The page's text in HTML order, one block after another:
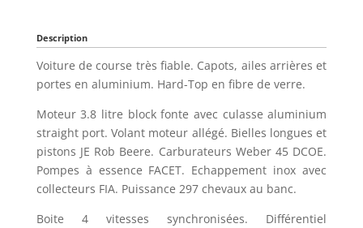
Description
Voiture de course très fiable. Capots, ailes arrières et
portes en aluminium. Hard-Top en fibre de verre.
Moteur 3.8 litre block fonte avec culasse aluminium
straight port. Volant moteur allégé. Bielles longues et
pistons JE Rob Beere. Carburateurs Weber 45 DCOE.
Pompes à essence FACET. Echappement inox avec
collecteurs FIA. Puissance 297 chevaux au banc.
Boite 4 vitesses synchronisées. Différentiel